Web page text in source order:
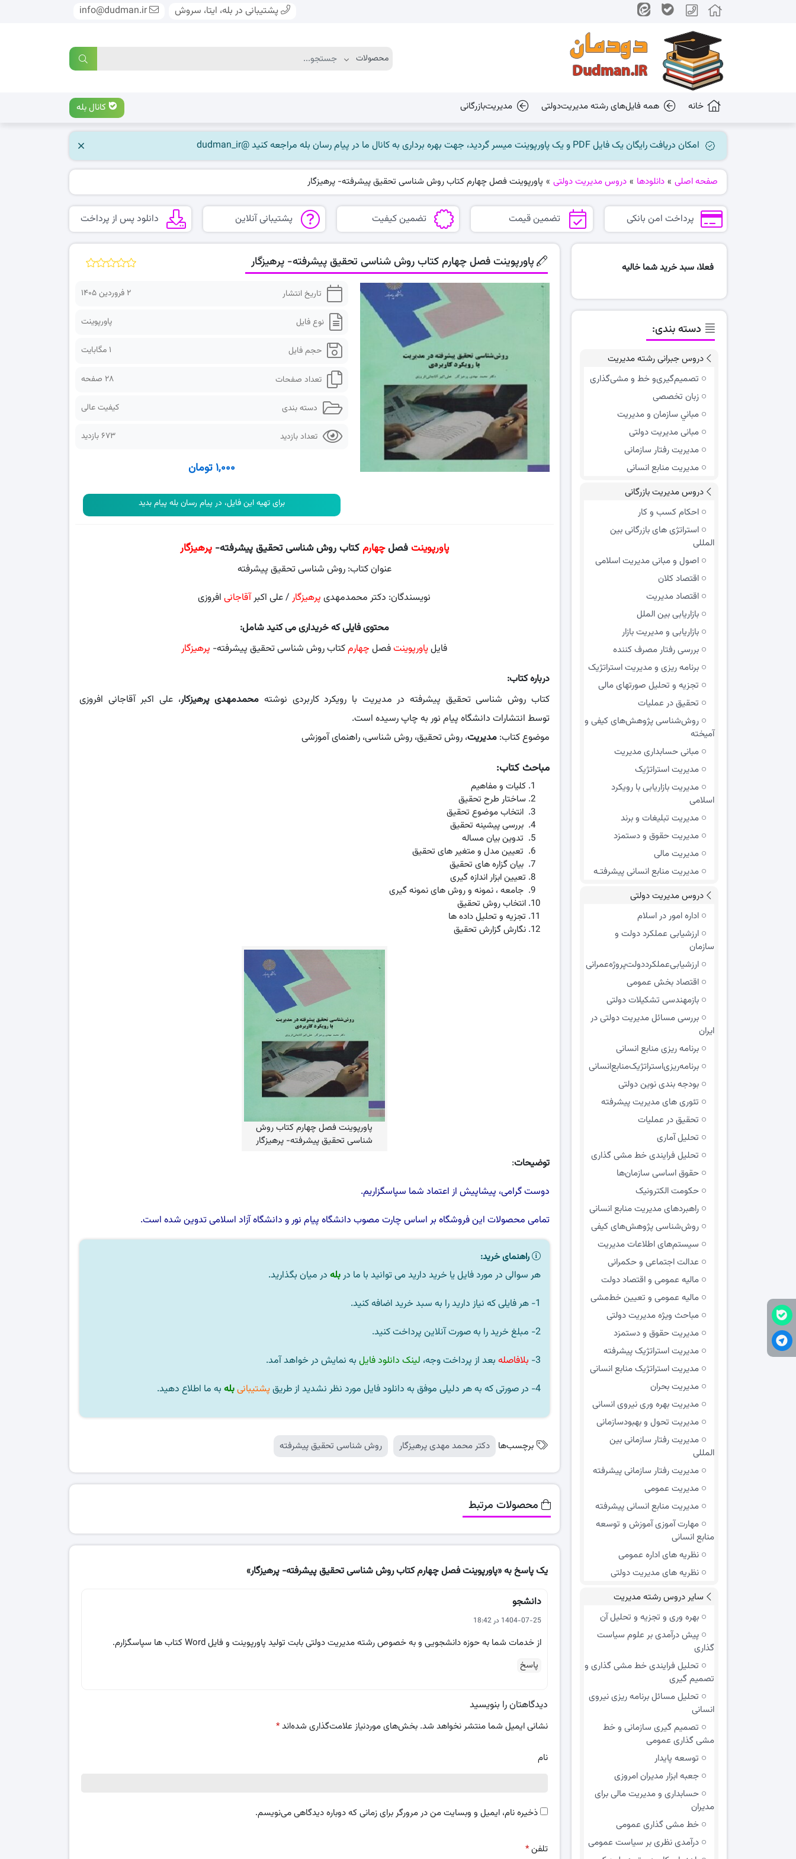
پشتیبانی در بله، ایتا، سروش info@dudman.ir
خانه همه فایل‌های رشته مدیریت‌دولتی مدیریت‌بازرگانی کانال بله
امکان دریافت رایگان یک فایل PDF و یک پاورپوینت میسر گردید، جهت بهره برداری به کانال ما در پیام رسان بله مراجعه کنید @dudman_ir
صفحه اصلی » دانلودها » دروس مدیریت دولتی » پاورپوینت فصل چهارم کتاب روش شناسی تحقیق پیشرفته- پرهیزگار
پرداخت امن بانکی تضمین قیمت تضمین کیفیت پشتیبانی آنلاین دانلود پس از پرداخت
پاورپوینت فصل چهارم کتاب روش شناسی تحقیق پیشرفته- پرهیزگار
تاریخ انتشار 2 فروردین 1405
نوع فایل پاورپوینت
حجم فایل 1 مگابایت
تعداد صفحات 28 صفحه
دسته بندی کیفیت عالی
تعداد بازدید 673 بازدید
۱,۰۰۰ تومان
برای تهیه این فایل، در پیام رسان بله پیام بدید
پاورپوینتفصلچهارمکتاب روش شناسی تحقیق پیشرفته-پرهیزگار
عنوان کتاب: روش شناسی تحقیق پیشرفته
نویسندگان: دکتر محمدمهدی پرهیزگار / علی اکبرآقاجانیافروزی
محتوی فایلی که خریداری می کنید شامل:
فایلپاورپوینتفصل چهارمکتاب روش شناسی تحقیق پیشرفته- پرهیزگار
درباره کتاب:
کتاب روش شناسی تحقیق پیشرفته در مدیریت با رویکرد کاربردی نوشته محمدمهدی پرهیزکار، علی اکبر آقاجانی افروزی
توسط انتشارات دانشگاه پیام نور به چاپ رسیده است.
موضوع کتاب:مدیریت، روش تحقیق، روش شناسی، راهنمای آموزشی
مباحث کتاب:
کلیات و مفاهیم
ساختار طرح تحقیق
انتخاب موضوع تحقیق
بررسی پیشینه تحقیق
تدوین بیان مساله
تعیین مدل و متغیر های تحقیق
بیان گزاره های تحقیق
تعیین ابزار اندازه گیری
جامعه ، نمونه و روش های نمونه گیری
انتخاب روش تحقیق
تجزیه و تحلیل داده ها
نگارش گزارش تحقیق
پاورپوینت فصل چهارم کتاب روش
شناسی تحقیق پیشرفته- پرهیزگار
توضیحات:
دوست گرامی، پیشاپیش از اعتماد شما سپاسگزاریم.
تمامی محصولات این فروشگاه بر اساس چارت مصوب دانشگاه پیام نورو دانشگاه آزاد اسلامیتدوین شده است.
راهنمای خرید:
هر سوالی در مورد فایل یا خرید دارید می توانید با ما دربله در میان بگذارید.
1- هر فایلی که نیاز دارید را به سبد خرید اضافه کنید.
2- مبلغ خرید را به صورت آنلاین پرداخت کنید.
3- بلافاصله بعد از پرداخت وجه، لینک دانلود فایل به نمایش در خواهد آمد.
4- در صورتی که به هر دلیلی موفق به دانلود فایل مورد نظر نشدید از طریق
پشتیبانیبله به ما اطلاع دهید.
برچسب‌ها دکتر محمد مهدی پرهیزگار روش شناسی تحقیق پیشرفته
محصولات مرتبط
یک پاسخ به «پاورپوینت فصل چهارم کتاب روش شناسی تحقیق پیشرفته- پرهیزگار»
دانشجو
1404-07-25 در 18:42
از خدمات شما به حوزه دانشجویی و به خصوص رشته مدیریت دولتی بابت تولید پاورپوینت و فایل Word کتاب ها سپاسگزارم.
پاسخ
دیدگاهتان را بنویسید
نشانی ایمیل شما منتشر نخواهد شد. بخش‌های موردنیاز علامت‌گذاری شده‌اند*
نام
ذخیره نام، ایمیل و وبسایت من در مرورگر برای زمانی که دوباره دیدگاهی می‌نویسم.
تلفن*
فعلا، سبد خرید شما خالیه
دسته بندی:
دروس جبرانی رشته مدیریت
تصمیم‌گیری‌و خط و مشی‌گذاری
زبان تخصصی
مباني سازمان و مديريت
مبانی مدیریت دولتی
مدیریت رفتار سازمانی
مدیریت منابع انسانی
دروس مدیریت بازرگانی
احکام کسب و کار
استراتژی های بازرگانی بین
المللی
اصول و مبانی مدیریت اسلامی
اقتصاد کلان
اقتصاد مدیریت
بازاریابی بین الملل
بازاریابی و مدیریت بازار
بررسی رفتار مصرف کننده
برنامه ریزی و مدیریت استراتژیک
تجزیه و تحلیل صورتهای مالی
تحقیق در عملیات
روش‌شناسی پژوهش‌های کیفی و
آمیخته
مبانی حسابداری مدیریت
مدیریت استراتژیک
مدیریت بازاریابی با رویکرد
اسلامی
مدیریت تبلیغات و برند
مدیریت حقوق و دستمزد
مدیریت مالی
مدیریت منابع انسانی پیشرفتـه
دروس مدیریت دولتی
اداره امور در اسلام
ارزشیابی عملکرد دولت و
سازمان
ارزشیابی‌عملکرد‌دولت‌پروژه‌عمرانی
اقتصاد بخش عمومی
بازمهندسی تشکیلات دولتی
بررسی مسائل مدیریت دولتی در
ایران
برنامه ریزی منابع انسانی
برنامه‌ریزی‌استراتژیک‌منابع‌انسانی
بودجه بندی نوین دولتی
تئوری های مدیریت پیشرفته
تحقیق در عملیات
تحلیل آماری
تحلیل فرایندی خط مشی گذاری
حقوق اساسی سازمان‌ها
حکومت الکترونیک
راهبردهای مدیریت منابع انسانی
روش‌شناسی پژوهش‌های کیفی
سیستم‌های اطلاعات مدیریت
عدالت اجتماعی و حکمرانی
مالیه عمومی و اقتصاد دولت
مالیه عمومی و تعیین خط‌مشی
مباحث ویژه مدیریت دولتی
مديريت حقوق و دستمزد
مدیریت استراتژیک پیشرفته
مدیریت استراتژیک منابع انسانی
مدیریت بحران
مدیریت بهره وری نیروی انسانی
مدیریت تحول و بهبود‌سازمانی
مدیریت رفتار سازمانی بین
المللی
مدیریت رفتار سازمانی پیشرفته
مدیریت عمومی
مدیریت منابع انسانی پیشرفته
مهارت آموزی آموزش و توسعه
منابع انسانی
نظریه های اداره عمومی
نظریه های مدیریت دولتی
سایر دروس رشته مدیریت
بهره وری و تجزیه و تحلیل آن
پیش درآمدی بر علوم سیاست
گذاری
تحلیل فرایندی خط مشی گذاری و
تصمیم گیری
تحلیل مسائل برنامه ریزی نیروی
انسانی
تصمیم گیری سازمانی و خط
مشی گذاری عمومی
توسعه پایدار
جعبه ابزار مدیران امروزی
حسابداری و مدیریت مالی برای
مدیران
خط مشی گذاری عمومی
درآمدی نظری بر سیاست عمومی